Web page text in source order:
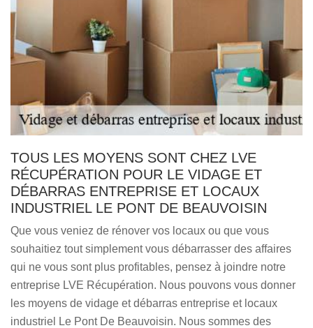
TOUS LES MOYENS SONT CHEZ LVE
RÉCUPÉRATION POUR LE VIDAGE ET
DÉBARRAS ENTREPRISE ET LOCAUX
INDUSTRIEL LE PONT DE BEAUVOISIN
Que vous veniez de rénover vos locaux ou que vous
souhaitiez tout simplement vous débarrasser des affaires
qui ne vous sont plus profitables, pensez à joindre notre
entreprise LVE Récupération. Nous pouvons vous donner
les moyens de vidage et débarras entreprise et locaux
industriel Le Pont De Beauvoisin. Nous sommes des